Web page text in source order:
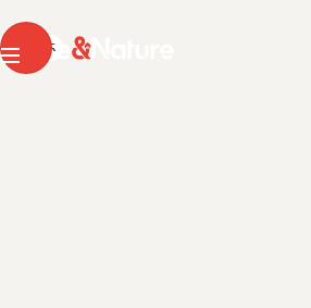
Pierre & Nature
Menu
FR
DE